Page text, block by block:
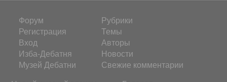
Форум
Регистрация
Вход
Изба-Дебатня
Музей Дебатни
Рубрики
Темы
Авторы
Новости
Свежие комментарии